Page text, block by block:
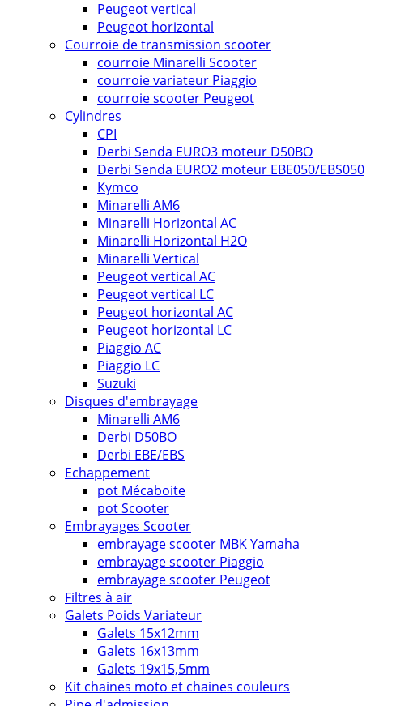
Peugeot vertical
Peugeot horizontal
Courroie de transmission scooter
courroie Minarelli Scooter
courroie variateur Piaggio
courroie scooter Peugeot
Cylindres
CPI
Derbi Senda EURO3 moteur D50BO
Derbi Senda EURO2 moteur EBE050/EBS050
Kymco
Minarelli AM6
Minarelli Horizontal AC
Minarelli Horizontal H2O
Minarelli Vertical
Peugeot vertical AC
Peugeot vertical LC
Peugeot horizontal AC
Peugeot horizontal LC
Piaggio AC
Piaggio LC
Suzuki
Disques d'embrayage
Minarelli AM6
Derbi D50BO
Derbi EBE/EBS
Echappement
pot Mécaboite
pot Scooter
Embrayages Scooter
embrayage scooter MBK Yamaha
embrayage scooter Piaggio
embrayage scooter Peugeot
Filtres à air
Galets Poids Variateur
Galets 15x12mm
Galets 16x13mm
Galets 19x15,5mm
Kit chaines moto et chaines couleurs